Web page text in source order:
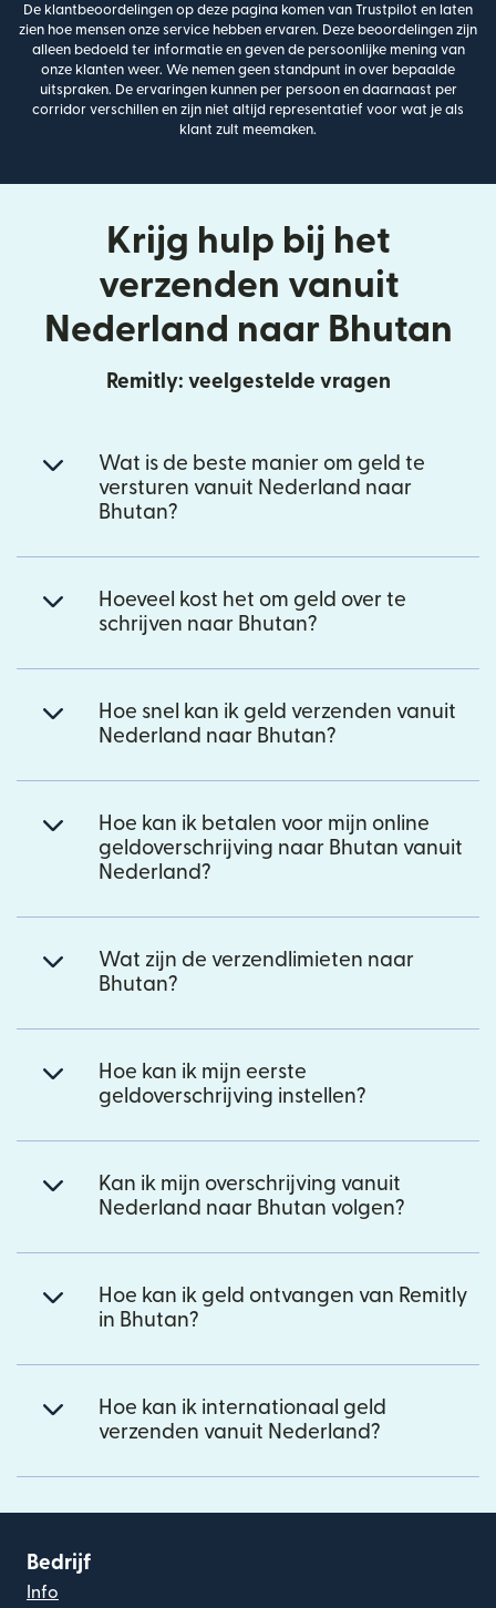
De klantbeoordelingen op deze pagina komen van Trustpilot en laten
zien hoe mensen onze service hebben ervaren. Deze beoordelingen zijn
alleen bedoeld ter informatie en geven de persoonlijke mening van
onze klanten weer. We nemen geen standpunt in over bepaalde
uitspraken. De ervaringen kunnen per persoon en daarnaast per
corridor verschillen en zijn niet altijd representatief voor wat je als
klant zult meemaken.
Krijg hulp bij het
verzenden vanuit
Nederland naar Bhutan
Remitly: veelgestelde vragen
Wat is de beste manier om geld te
versturen vanuit Nederland naar
Bhutan?
Hoeveel kost het om geld over te
schrijven naar Bhutan?
Hoe snel kan ik geld verzenden vanuit
Nederland naar Bhutan?
Hoe kan ik betalen voor mijn online
geldoverschrijving naar Bhutan vanuit
Nederland?
Wat zijn de verzendlimieten naar
Bhutan?
Hoe kan ik mijn eerste
geldoverschrijving instellen?
Kan ik mijn overschrijving vanuit
Nederland naar Bhutan volgen?
Hoe kan ik geld ontvangen van Remitly
in Bhutan?
Hoe kan ik internationaal geld
verzenden vanuit Nederland?
Bedrijf
Info